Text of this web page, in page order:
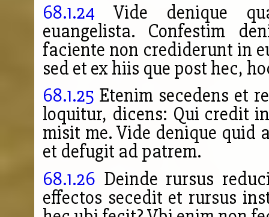
68.1.24 Vide denique
euangelista. Confestim
faciente non crediderunt in
sed et ex hiis que post hec,
68.1.25 Etenim secedens et
loquitur, dicens: Qui credit
misit me. Vide denique quid
et defugit ad patrem.
68.1.26 Deinde rursus
effectos secedit et rursus